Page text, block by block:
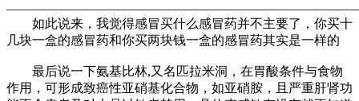
如此说来，我觉得感冒买什么感冒药并不主要了，你买十
几块一盒的感冒药和你买两块钱一盒的感冒药其实是一样的
最后说一下氨基比林,又名匹拉米洞，在胃酸条件与食物
作用，可形成致癌性亚硝基化合物，如亚硝胺，且严重肝肾功